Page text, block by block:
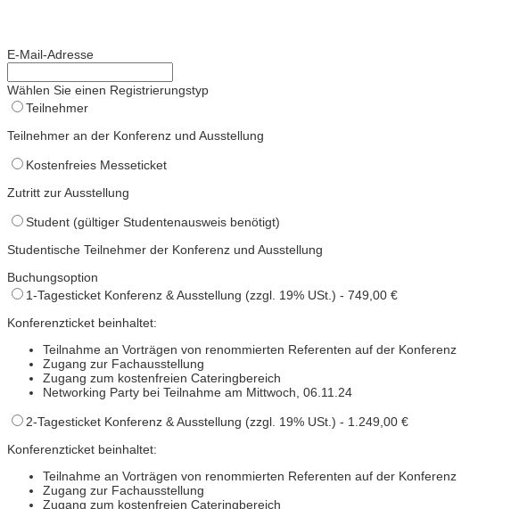
E-Mail-Adresse
Wählen Sie einen Registrierungstyp
Teilnehmer
Teilnehmer an der Konferenz und Ausstellung
Kostenfreies Messeticket
Zutritt zur Ausstellung
Student (gültiger Studentenausweis benötigt)
Studentische Teilnehmer der Konferenz und Ausstellung
Buchungsoption
1-Tagesticket Konferenz & Ausstellung (zzgl. 19% USt.) - 749,00 €
Konferenzticket beinhaltet:
Teilnahme an Vorträgen von renommierten Referenten auf der Konferenz
Zugang zur Fachausstellung
Zugang zum kostenfreien Cateringbereich
Networking Party bei Teilnahme am Mittwoch, 06.11.24
2-Tagesticket Konferenz & Ausstellung (zzgl. 19% USt.) - 1.249,00 €
Konferenzticket beinhaltet:
Teilnahme an Vorträgen von renommierten Referenten auf der Konferenz
Zugang zur Fachausstellung
Zugang zum kostenfreien Cateringbereich